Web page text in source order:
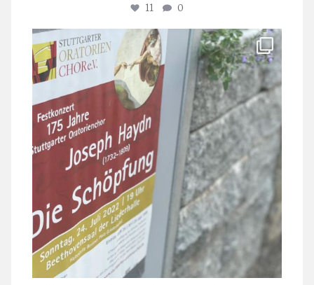
11 0
stuttgarter_oratorienchor
Juli 23